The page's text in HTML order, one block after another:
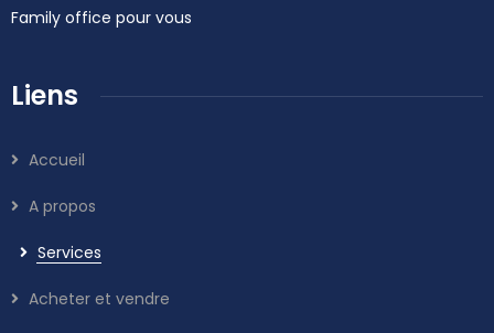
Family office pour vous
Liens
Accueil
A propos
Services
Acheter et vendre